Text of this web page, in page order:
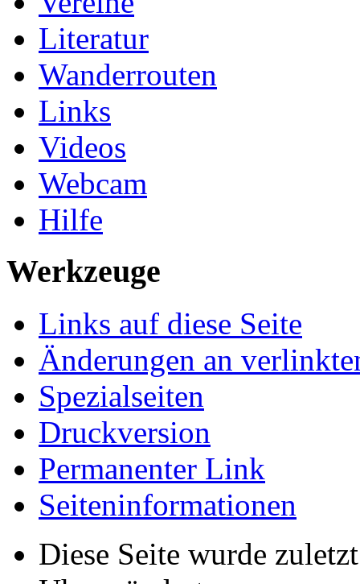
Literatur
Wanderrouten
Links
Videos
Webcam
Hilfe
Werkzeuge
Links auf diese Seite
Änderungen an
Spezialseiten
Druckversion
Permanenter Link
Seiten­informationen
Diese Seite wurde